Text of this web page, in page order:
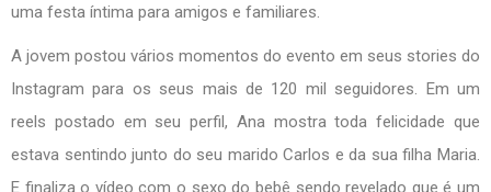
uma festa íntima para amigos e familiares.
A jovem postou vários momentos do evento em seus stories do
Instagram para os seus mais de 120 mil seguidores. Em um
reels postado em seu perfil, Ana mostra toda felicidade que
estava sentindo junto do seu marido Carlos e da sua filha Maria.
E finaliza o vídeo com o sexo do bebê sendo revelado que é um